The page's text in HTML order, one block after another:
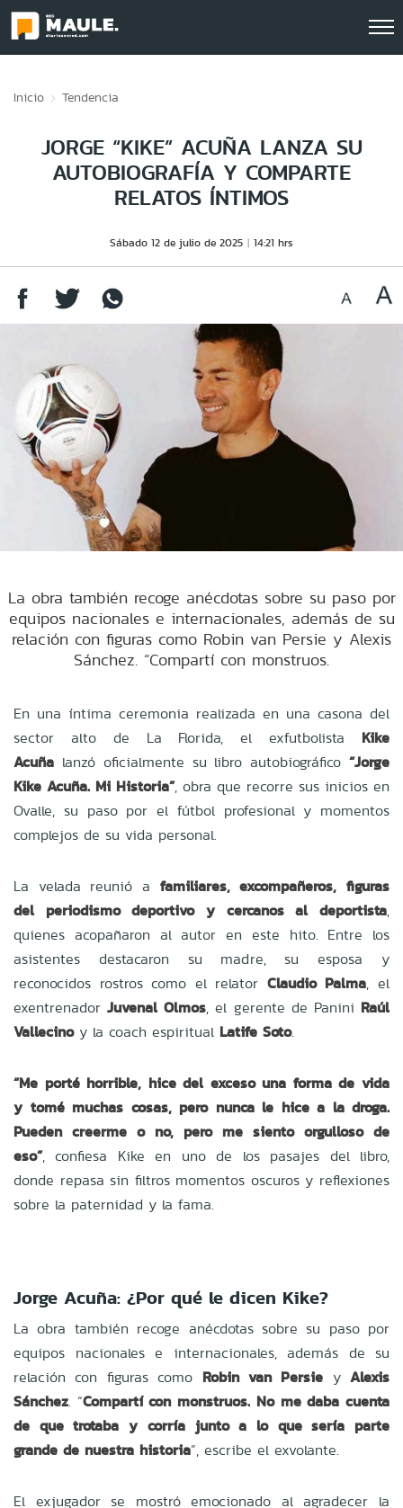
Inicio Tendencia
JORGE “KIKE” ACUÑA LANZA SU
AUTOBIOGRAFÍA Y COMPARTE
RELATOS ÍNTIMOS
Sábado 12 de julio de 2025 14:21 hrs
La obra también recoge anécdotas sobre su paso por
equipos nacionales e internacionales, además de su
relación con figuras como Robin van Persie y Alexis
Sánchez. “Compartí con monstruos.
En una íntima ceremonia realizada en una casona del
sector alto de La Florida, el exfutbolista
Kike
Acuña lanzó oficialmente su libro autobiográfico “Jorge
Kike Acuña. Mi Historia”, obra que recorre sus inicios en
Ovalle, su paso por el fútbol profesional y momentos
complejos de su vida personal.
La velada reunió a familiares, excompañeros, figuras
del periodismo deportivo y cercanos al deportista,
quienes acopañaron al autor en este hito. Entre los
asistentes destacaron su madre, su esposa y
reconocidos rostros como el relator Claudio Palma, el
exentrenador Juvenal Olmos, el gerente de Panini Raúl
Vallecino y la coach espiritual Latife Soto.
“Me porté horrible, hice del exceso una forma de vida
y tomé muchas cosas, pero nunca le hice a la droga.
Pueden creerme o no, pero me siento orgulloso de
eso”, confiesa Kike en uno de los pasajes del libro,
donde repasa sin filtros momentos oscuros y reflexiones
sobre la paternidad y la fama.
Jorge Acuña: ¿Por qué le dicen Kike?
La obra también recoge anécdotas sobre su paso por
equipos nacionales e internacionales, además de su
relación con figuras como Robin van Persie y Alexis
Sánchez. “Compartí con monstruos. No me daba cuenta
de que trotaba y corría junto a lo que sería parte
grande de nuestra historia”, escribe el exvolante.
El exjugador se mostró emocionado al agradecer la